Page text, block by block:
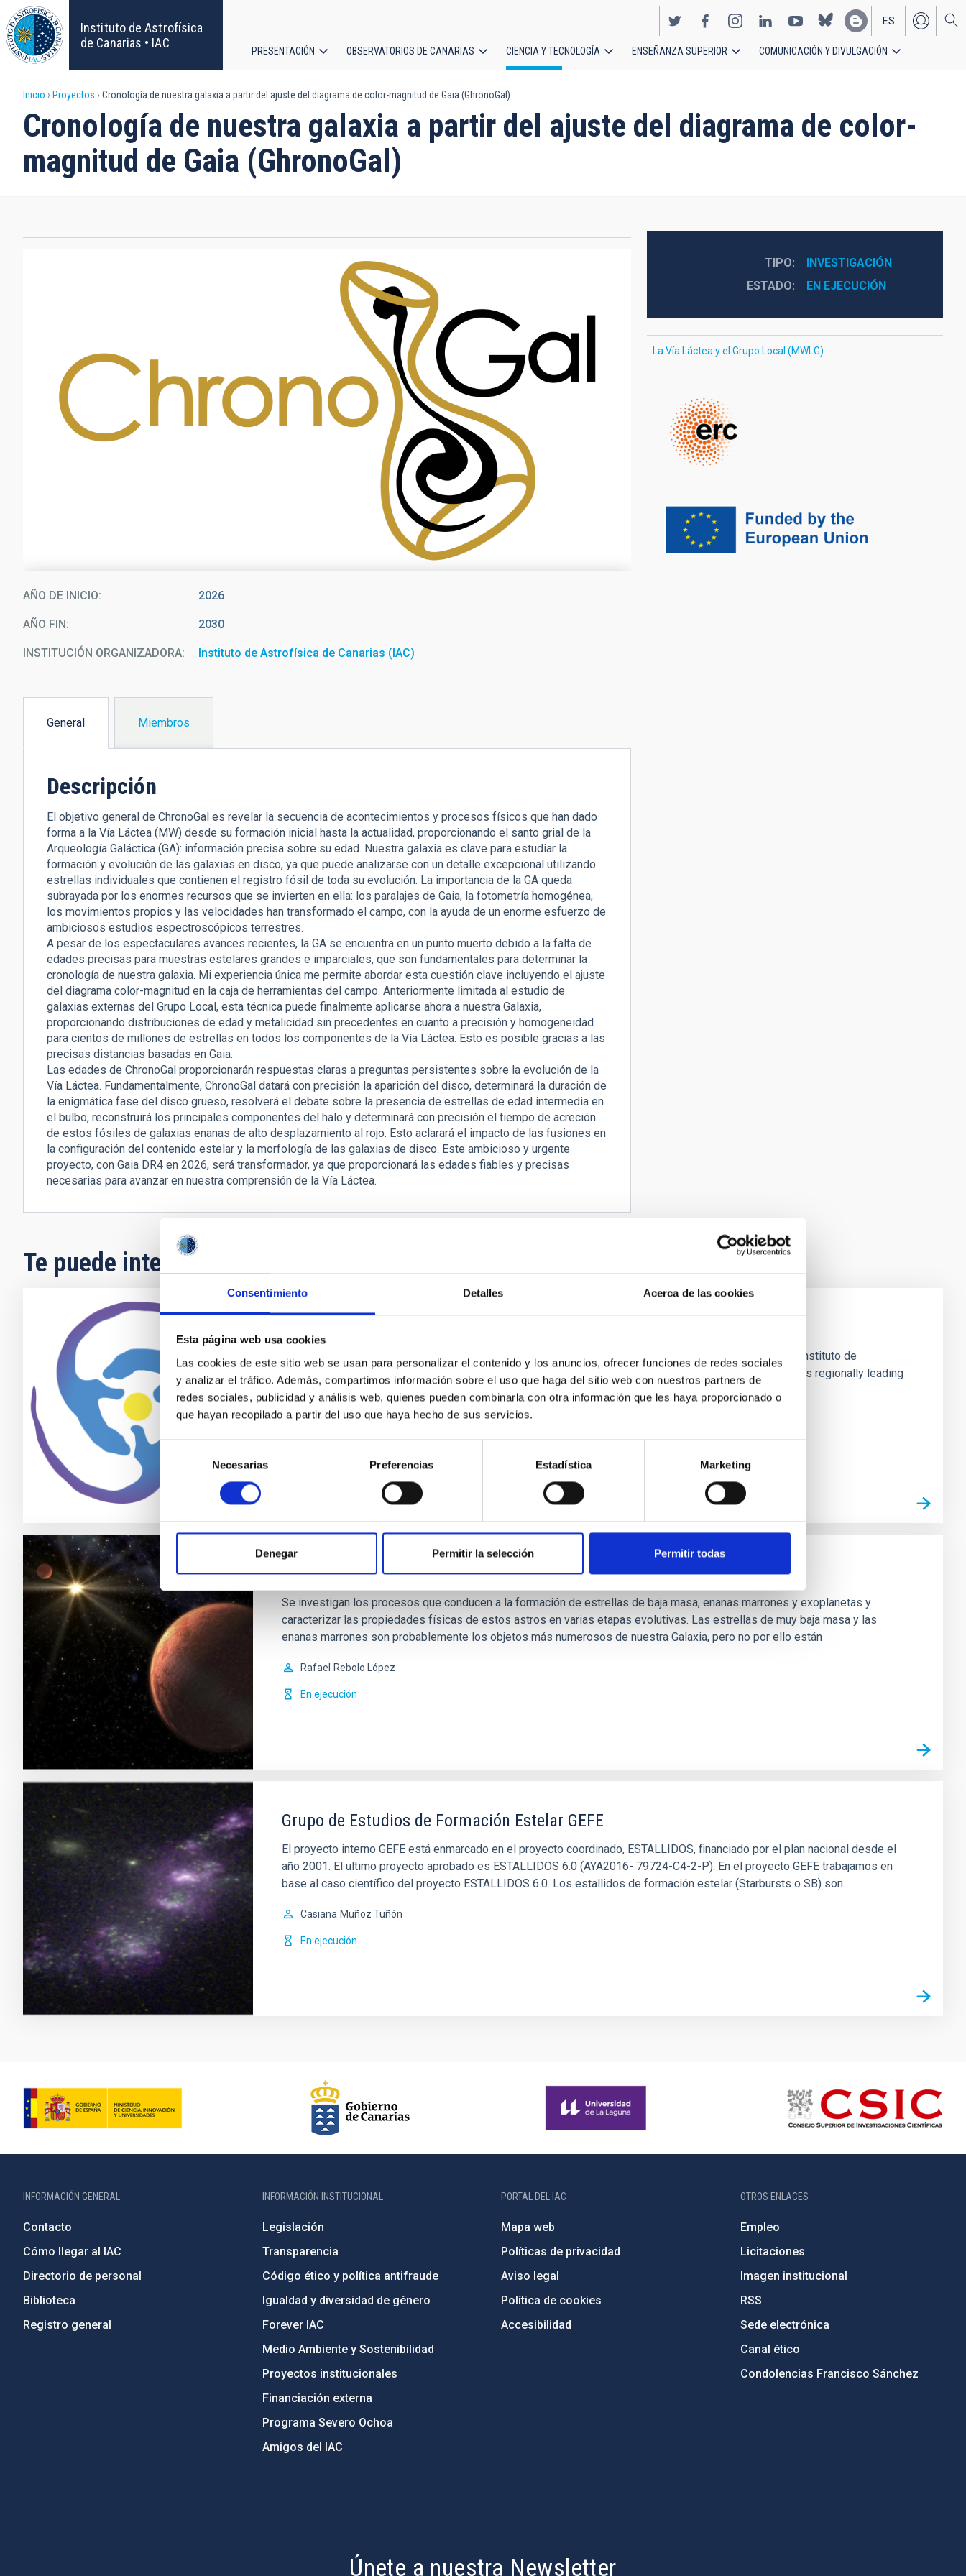
Consentimiento Detalles Acerca de las cookies
Esta página web usa cookies
Las cookies de este sitio web se usan para personalizar el contenido y los anuncios, ofrecer funciones de redes sociales
y analizar el tráfico. Además, compartimos información sobre el uso que haga del sitio web con nuestros partners de
redes sociales, publicidad y análisis web, quienes pueden combinarla con otra información que les haya proporcionado o
que hayan recopilado a partir del uso que haya hecho de sus servicios.
consentimiento
Necesarias Preferencias Estadística Marketing
Denegar Permitir la selección Permitir todas
Pasar
al
contenido
principal
Instituto de Astrofísica
de Canarias • IAC
EN
ES
principal
PRESENTACIÓN OBSERVATORIOS DE CANARIAS CIENCIA Y TECNOLOGÍA ENSEÑANZA SUPERIOR COMUNICACIÓN Y DIVULGACIÓN
Sobrescribir
enlaces
de
a
Inicio Proyectos Cronología de nuestra galaxia a partir del ajuste del diagrama de color-magnitud de Gaia (GhronoGal)
Cronología de nuestra galaxia a partir del ajuste del diagrama de color-
magnitud de Gaia (GhronoGal)
AÑO DE INICIO 2026
AÑO FIN 2030
INSTITUCIÓN ORGANIZADORA Instituto de Astrofísica de Canarias (IAC)
General
Miembros
Descripción
El objetivo general de ChronoGal es revelar la secuencia de acontecimientos y procesos físicos que han dado
forma a la Vía Láctea (MW) desde su formación inicial hasta la actualidad, proporcionando el santo grial de la
Arqueología Galáctica (GA): información precisa sobre su edad. Nuestra galaxia es clave para estudiar la
formación y evolución de las galaxias en disco, ya que puede analizarse con un detalle excepcional utilizando
estrellas individuales que contienen el registro fósil de toda su evolución. La importancia de la GA queda
subrayada por los enormes recursos que se invierten en ella: los paralajes de Gaia, la fotometría homogénea,
los movimientos propios y las velocidades han transformado el campo, con la ayuda de un enorme esfuerzo de
ambiciosos estudios espectroscópicos terrestres.
A pesar de los espectaculares avances recientes, la GA se encuentra en un punto muerto debido a la falta de
edades precisas para muestras estelares grandes e imparciales, que son fundamentales para determinar la
cronología de nuestra galaxia. Mi experiencia única me permite abordar esta cuestión clave incluyendo el ajuste
del diagrama color-magnitud en la caja de herramientas del campo. Anteriormente limitada al estudio de
galaxias externas del Grupo Local, esta técnica puede finalmente aplicarse ahora a nuestra Galaxia,
proporcionando distribuciones de edad y metalicidad sin precedentes en cuanto a precisión y homogeneidad
para cientos de millones de estrellas en todos los componentes de la Vía Láctea. Esto es posible gracias a las
precisas distancias basadas en Gaia.
Las edades de ChronoGal proporcionarán respuestas claras a preguntas persistentes sobre la evolución de la
Vía Láctea. Fundamentalmente, ChronoGal datará con precisión la aparición del disco, determinará la duración de
la enigmática fase del disco grueso, resolverá el debate sobre la presencia de estrellas de edad intermedia en
el bulbo, reconstruirá los principales componentes del halo y determinará con precisión el tiempo de acreción
de estos fósiles de galaxias enanas de alto desplazamiento al rojo. Esto aclarará el impacto de las fusiones en
la configuración del contenido estelar y la morfología de las galaxias de disco. Este ambicioso y urgente
proyecto, con Gaia DR4 en 2026, será transformador, ya que proporcionará las edades fiables y precisas
necesarias para avanzar en nuestra comprensión de la Vía Láctea.
TIPO
INVESTIGACIÓN
ESTADO
EN EJECUCIÓN
La Vía Láctea y el Grupo Local (MWLG)
Te puede interesar
This Twinning action aims to strengthen the research and networking capacity, profile and impact of the Instituto de
Astrofísica de Canarias (IAC) in the area of galaxies through the development of strategic alliances of this regionally leading
institute in an Outermost Region of the EU (OR), with three excellent European partners. An initial SWOT
Johan Hendrik Knapen Koelstra
Estrellas de Baja Masa, Enanas Marrones y Planetas
Se investigan los procesos que conducen a la formación de estrellas de baja masa, enanas marrones y exoplanetas y
caracterizar las propiedades físicas de estos astros en varias etapas evolutivas. Las estrellas de muy baja masa y las
enanas marrones son probablemente los objetos más numerosos de nuestra Galaxia, pero no por ello están
Rafael Rebolo López
En ejecución
Grupo de Estudios de Formación Estelar GEFE
El proyecto interno GEFE está enmarcado en el proyecto coordinado, ESTALLIDOS, financiado por el plan nacional desde el
año 2001. El ultimo proyecto aprobado es ESTALLIDOS 6.0 (AYA2016- 79724-C4-2-P). En el proyecto GEFE trabajamos en
base al caso científico del proyecto ESTALLIDOS 6.0. Los estallidos de formación estelar (Starbursts o SB) son
Casiana Muñoz Tuñón
En ejecución
INFORMACIÓN GENERAL
Contacto
Cómo llegar al IAC
Directorio de personal
Biblioteca
Registro general
INFORMACIÓN INSTITUCIONAL
Legislación
Transparencia
Código ético y política antifraude
Igualdad y diversidad de género
Forever IAC
Medio Ambiente y Sostenibilidad
Proyectos institucionales
Financiación externa
Programa Severo Ochoa
Amigos del IAC
PORTAL DEL IAC
Mapa web
Políticas de privacidad
Aviso legal
Política de cookies
Accesibilidad
OTROS ENLACES
Empleo
Licitaciones
Imagen institucional
RSS
Sede electrónica
Canal ético
Condolencias Francisco Sánchez
Únete a nuestra Newsletter